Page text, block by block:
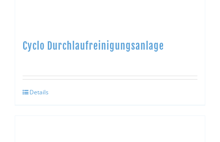
Cyclo Durchlaufreinigungsanlage
Details